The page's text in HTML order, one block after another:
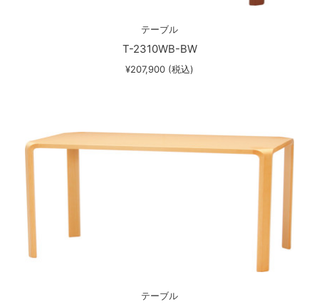
テーブル
T-2310WB-BW
¥207,900 (税込)
テーブル